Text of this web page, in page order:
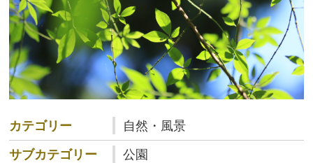
カテゴリー
自然・風景
サブカテゴリー
公園